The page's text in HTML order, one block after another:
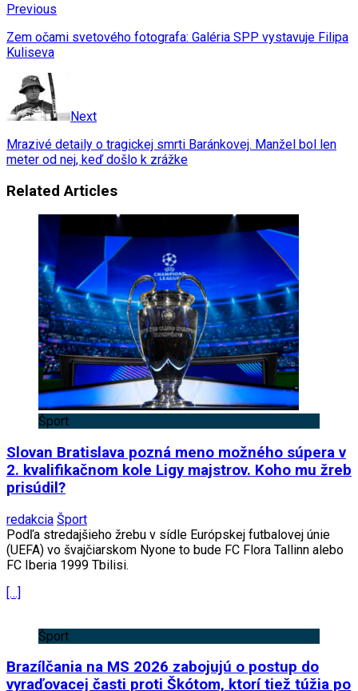
Previous
Zem očami svetového fotografa: Galéria SPP vystavuje Filipa
Kuliseva
Next
Mrazivé detaily o tragickej smrti Baránkovej. Manžel bol len
meter od nej, keď došlo k zrážke
Related Articles
Šport
Slovan Bratislava pozná meno možného súpera v
2. kvalifikačnom kole Ligy majstrov. Koho mu žreb
prisúdil?
redakcia Šport
Podľa stredajšieho žrebu v sídle Európskej futbalovej únie
(UEFA) vo švajčiarskom Nyone to bude FC Flora Tallinn alebo
FC Iberia 1999 Tbilisi.
[…]
Šport
Brazílčania na MS 2026 zabojujú o postup do
vyraďovacej časti proti Škótom, ktorí tiež túžia po